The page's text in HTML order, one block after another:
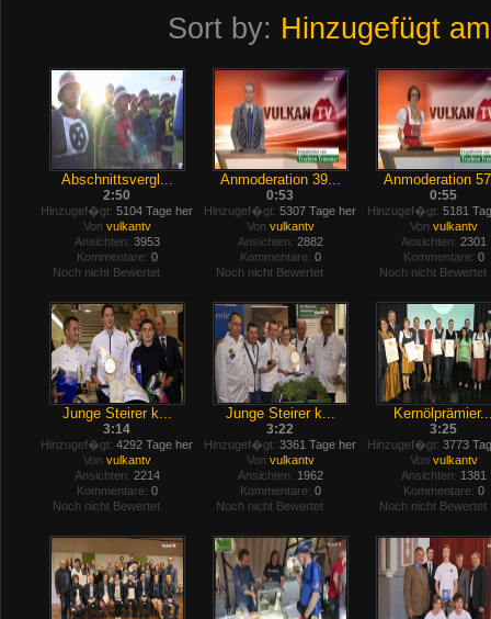
Sort by: Hinzugefügt am
Abschnittsvergl...
2:50
Hinzugef�gt: 5104 Tage her
Von vulkantv
Ansichten: 3953
Kommentare: 0
Noch nicht Bewertet
Anmoderation 39...
0:53
Hinzugef�gt: 5307 Tage her
Von vulkantv
Ansichten: 2882
Kommentare: 0
Noch nicht Bewertet
Anmoderation
0:55
Hinzugef�gt: 5181
Von vulkantv
Ansichten: 2301
Kommentare: 0
Noch nicht Bewertet
Junge Steirer k...
3:14
Hinzugef�gt: 4292 Tage her
Von vulkantv
Ansichten: 2214
Kommentare: 0
Noch nicht Bewertet
Junge Steirer k...
3:22
Hinzugef�gt: 3361 Tage her
Von vulkantv
Ansichten: 1962
Kommentare: 0
Noch nicht Bewertet
3:25
Hinzugef�gt: 3773
Von vulkantv
Ansichten: 1381
Kommentare: 0
Noch nicht Bewertet